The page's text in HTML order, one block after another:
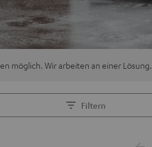
möglich. Wir arbeiten an einer Lösung.
Filtern